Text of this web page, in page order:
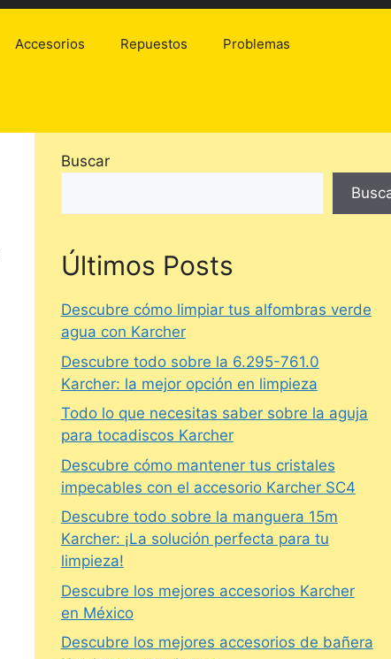
Accesorios Repuestos Problemas
Buscar
Últimos Posts
Descubre cómo limpiar tus alfombras verde
agua con Karcher
Descubre todo sobre la 6.295-761.0
Karcher: la mejor opción en limpieza
Todo lo que necesitas saber sobre la aguja
para tocadiscos Karcher
Descubre cómo mantener tus cristales
impecables con el accesorio Karcher SC4
Descubre todo sobre la manguera 15m
Karcher: ¡La solución perfecta para tu
limpieza!
Descubre los mejores accesorios Karcher
en México
Descubre los mejores accesorios de bañera